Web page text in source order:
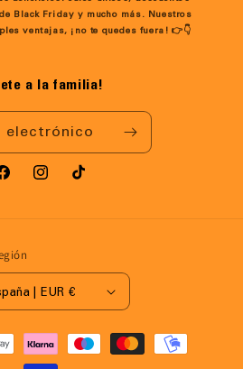
Black Friday y mucho más. Nuestros
ventajas, ¡no te quedes fuera! 👉👇
a la familia!
electrónico
InstagramTikTok
España | EUR €